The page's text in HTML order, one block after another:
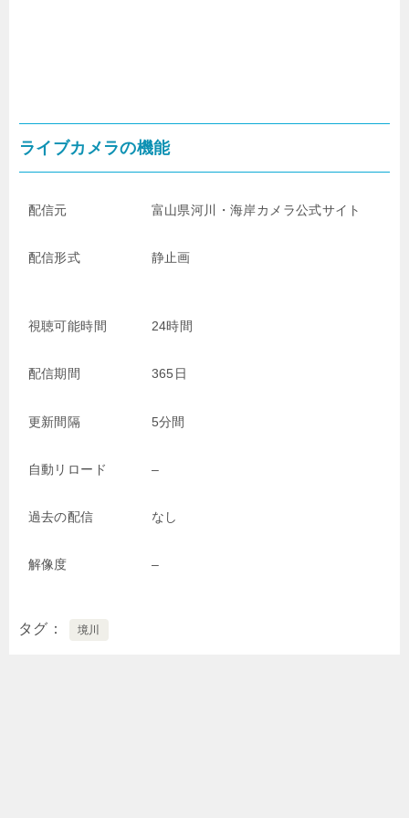
ライブカメラの機能
配信元 富山県河川・海岸カメラ公式サイト
配信形式 静止画
視聴可能時間 24時間
配信期間 365日
更新間隔 5分間
自動リロード –
過去の配信 なし
解像度 –
タグ 境川